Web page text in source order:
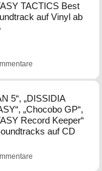
TACTICS Best
auf Vinyl ab
5“, „DISSIDIA
„Chocobo GP“,
Record Keeper“
auf CD